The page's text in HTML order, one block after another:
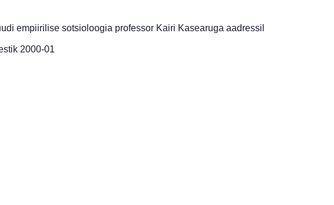
empiirilise sotsioloogia professor Kairi Kasearuga aadressil
2000-01